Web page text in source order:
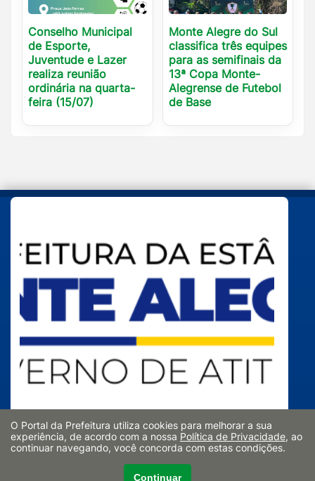
Conselho Municipal
de Esporte,
Juventude e Lazer
realiza reunião
ordinária na quarta-
feira (15/07)
Monte Alegre do Sul
classifica três equipes
para as semifinais da
13ª Copa Monte-
Alegrense de Futebol
de Base
Avenida João
ouvidoria@montealegredosul.sp.gov.br
O Portal da Prefeitura utiliza cookies para melhorar a sua
experiência, de acordo com a nossa Política de Privacidade, ao
continuar navegando, você concorda com estas condições.
Continuar